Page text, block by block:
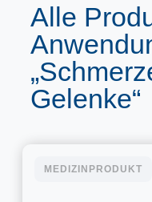
Alle
Gelenke“
MEDIZINPRODUKT